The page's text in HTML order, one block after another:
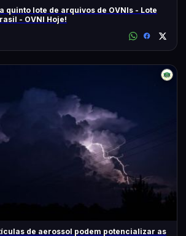
quinto lote de arquivos de OVNIs - Lote
- OVNI Hoje!
de aerossol podem potencializar as